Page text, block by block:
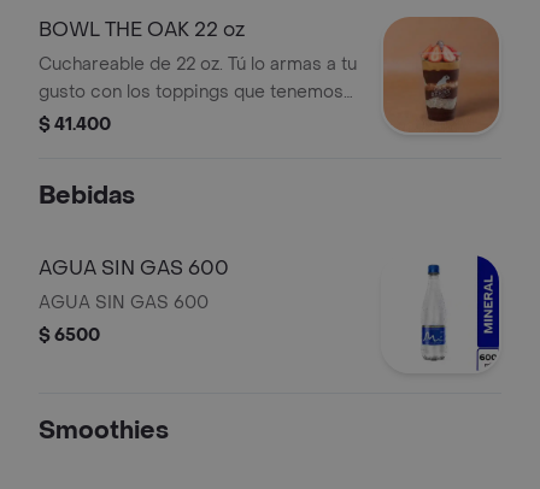
BOWL THE OAK 22 oz
Cuchareable de 22 oz. Tú lo armas a tu
gusto con los toppings que tenemos
disponibles: fruta, granola,
$ 41.400
Bebidas
AGUA SIN GAS 600
AGUA SIN GAS 600
$ 6500
Smoothies